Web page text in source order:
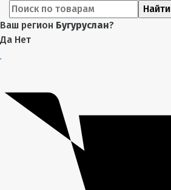
Найти
Ваш регион Бугуруслан?
Да Нет